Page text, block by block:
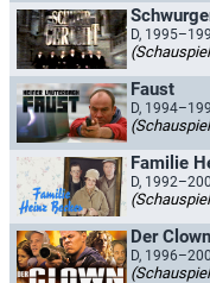
D,
Faust
D,
Familie
D,
Der Clown
D,